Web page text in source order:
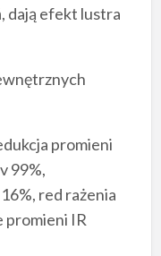
dają efekt lustra
promieni
99%,
red rażenia
promieni IR